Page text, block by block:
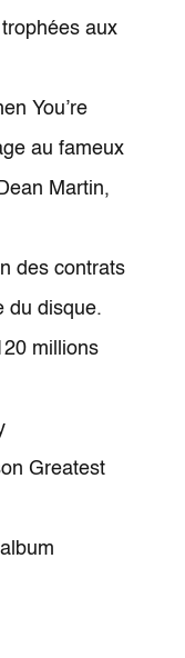
aux
You’re
au fameux
Martin,
des contrats
du disque.
millions
Greatest